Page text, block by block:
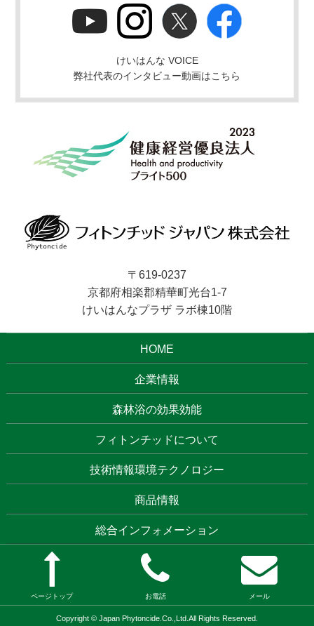
けいはんな VOICE
弊社代表のインタビュー動画はこちら
〒619-0237
京都府相楽郡精華町光台1-7
けいはんなプラザ ラボ棟10階
HOME
企業情報
森林浴の効果効能
フィトンチッドについて
技術情報環境テクノロジー
商品情報
総合インフォメーション
ページトップ お電話 メール
Copyright © Japan Phytoncide.Co.,Ltd.All Rights Reserved.